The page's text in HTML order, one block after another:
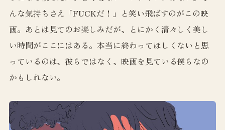
んな気持ちさえ「FUCKだ！」と笑い飛ばすのがこの映
画。あとは見てのお楽しみだが、とにかく清々しく美し
い時間がここにはある。本当に終わってほしくないと思
っているのは、彼らではなく、映画を見ている僕らなの
かもしれない。